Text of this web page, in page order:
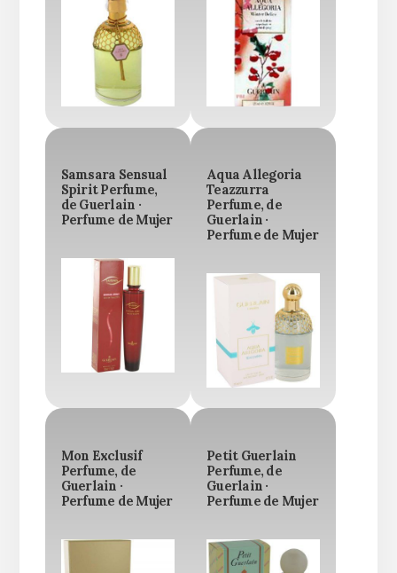
Samsara Sensual
Spirit Perfume,
de Guerlain ·
Perfume de Mujer
Aqua Allegoria
Teazzurra
Perfume, de
Guerlain ·
Perfume de Mujer
Mon Exclusif
Perfume, de
Guerlain ·
Perfume de Mujer
Petit Guerlain
Perfume, de
Guerlain ·
Perfume de Mujer